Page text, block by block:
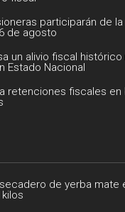
participarán de
de agosto
un alivio fiscal
Estado Nacional
retenciones fiscales en
de yerba mate